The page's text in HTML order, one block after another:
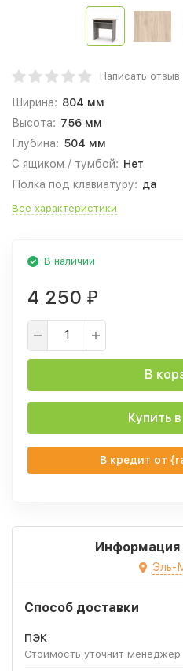
Написать отзыв
Ширина: 804 мм
Высота: 756 мм
Глубина: 504 мм
С ящиком / тумбой: Нет
Полка под клавиатуру: да
Все характеристики
В наличии
4 250 ₽
В
Купить
В кредит от
Информация
Эль-
Способ доставки
ПЭК
Стоимость уточнит менеджер